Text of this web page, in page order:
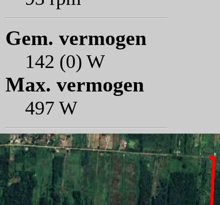
Gem. vermogen
142 (0) W
Max. vermogen
497 W